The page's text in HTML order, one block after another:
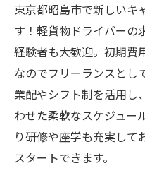
東京都昭島市で新しいキ
す！軽貨物ドライバーの
経験者も大歓迎。初期費
なのでフリーランスとし
業配やシフト制を活用し
わせた柔軟なスケジュー
り研修や座学も充実して
スタートできます。